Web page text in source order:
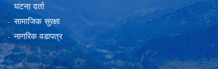
घटना दर्ता
सामाजिक सुरक्षा
नागरिक वडापत्र